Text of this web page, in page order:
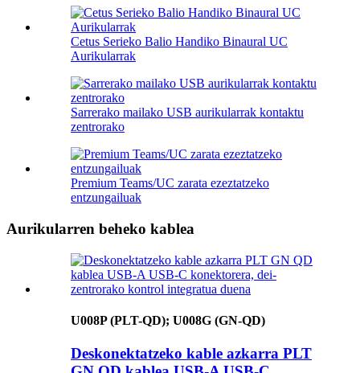
Cetus Serieko Balio Handiko Binaural UC
Aurikularrak
Sarrerako mailako USB aurikularrak kontaktu
zentrorako
Premium Teams/UC zarata ezeztatzeko
entzungailuak
Aurikularren beheko kablea
U008P (PLT-QD); U008G (GN-QD)
Deskonektatzeko kable azkarra PLT